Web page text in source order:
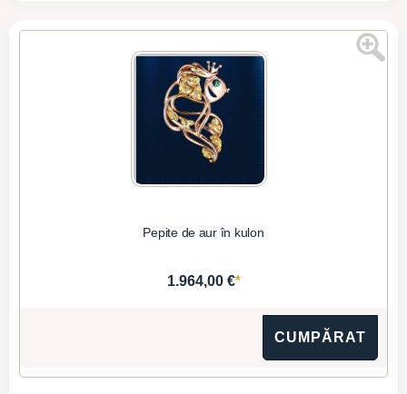
Pepite de aur în kulon
1.964,00 €*
CUMPĂRAT